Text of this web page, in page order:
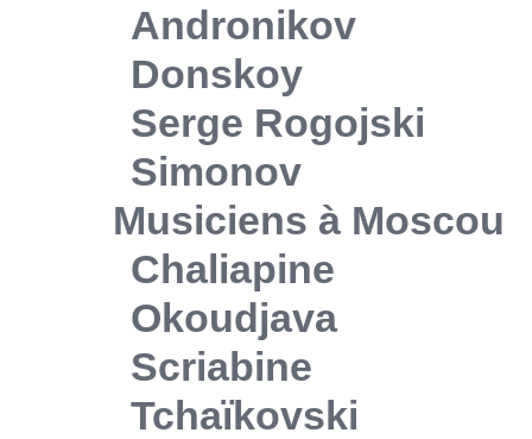
Andronikov
Donskoy
Serge Rogojski
Simonov
Musiciens à Moscou
Chaliapine
Okoudjava
Scriabine
Tchaïkovski